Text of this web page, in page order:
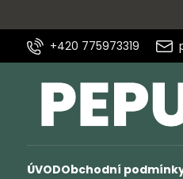
+420 775973319
ÚVODObchodní